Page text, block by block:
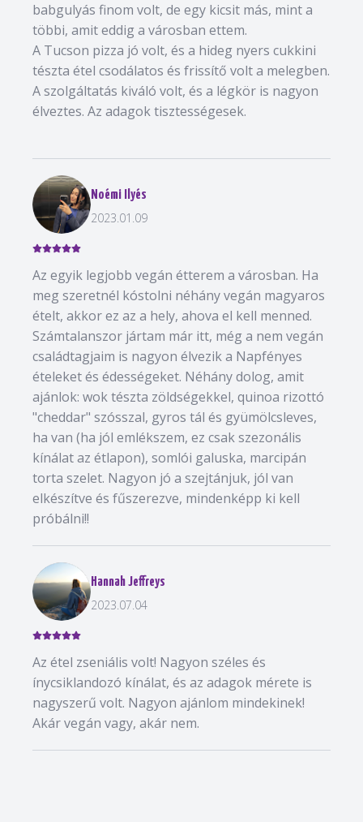
babgulyás finom volt, de egy kicsit más, mint a
többi, amit eddig a városban ettem.
A Tucson pizza jó volt, és a hideg nyers cukkini
tészta étel csodálatos és frissítő volt a melegben.
A szolgáltatás kiváló volt, és a légkör is nagyon
élveztes. Az adagok tisztességesek.
Noémi Ilyés
2023.01.09
Az egyik legjobb vegán étterem a városban. Ha
meg szeretnél kóstolni néhány vegán magyaros
ételt, akkor ez az a hely, ahova el kell menned.
Számtalanszor jártam már itt, még a nem vegán
családtagjaim is nagyon élvezik a Napfényes
ételeket és édességeket. Néhány dolog, amit
ajánlok: wok tészta zöldségekkel, quinoa rizottó
"cheddar" szósszal, gyros tál és gyümölcsleves,
ha van (ha jól emlékszem, ez csak szezonális
kínálat az étlapon), somlói galuska, marcipán
torta szelet. Nagyon jó a szejtánjuk, jól van
elkészítve és fűszerezve, mindenképp ki kell
próbálni!!
Hannah Jeffreys
2023.07.04
Az étel zseniális volt! Nagyon széles és
ínycsiklandozó kínálat, és az adagok mérete is
nagyszerű volt. Nagyon ajánlom mindekinek!
Akár vegán vagy, akár nem.